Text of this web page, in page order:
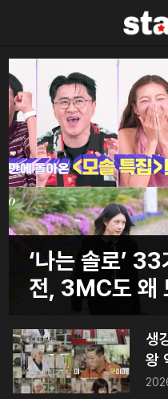
‘나는 솔로’
전, 3MC도 왜
생
왕